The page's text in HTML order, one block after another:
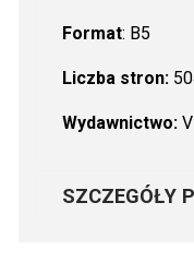
Format: B5
Liczba stron:
Wydawnictwo:
SZCZEGÓŁY